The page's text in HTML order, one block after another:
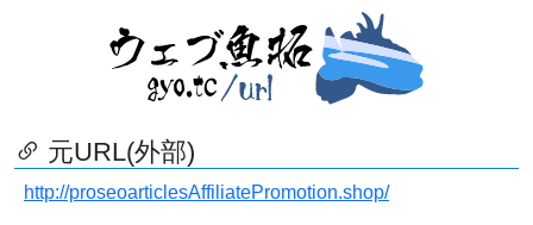
元URL(外部)
http://proseoarticlesAffiliatePromotion.shop/